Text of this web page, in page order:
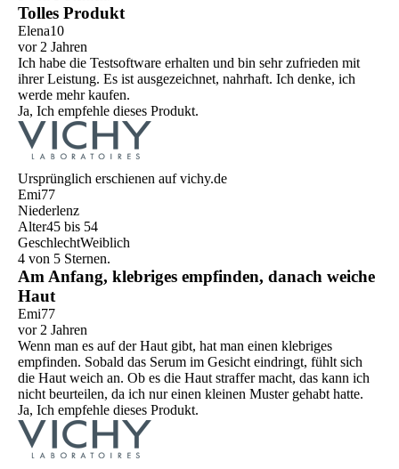
Tolles Produkt
Elena10
vor 2 Jahren
Ich habe die Testsoftware erhalten und bin sehr zufrieden mit
ihrer Leistung. Es ist ausgezeichnet, nahrhaft. Ich denke, ich
werde mehr kaufen.
Ja, Ich empfehle dieses Produkt.
Ursprünglich erschienen auf vichy.de
Emi77
Niederlenz
Alter45 bis 54
GeschlechtWeiblich
4 von 5 Sternen.
Am Anfang, klebriges empfinden, danach weiche
Haut
Emi77
vor 2 Jahren
Wenn man es auf der Haut gibt, hat man einen klebriges
empfinden. Sobald das Serum im Gesicht eindringt, fühlt sich
die Haut weich an. Ob es die Haut straffer macht, das kann ich
nicht beurteilen, da ich nur einen kleinen Muster gehabt hatte.
Ja, Ich empfehle dieses Produkt.